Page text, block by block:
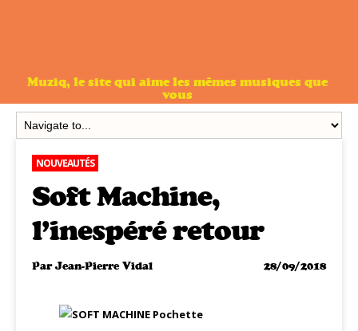
Muziq, le site qui aime les mêmes musiques que
vous
NOUVEAUTÉS
Soft Machine,
l’inespéré retour
ParJean-Pierre Vidal 28/09/2018